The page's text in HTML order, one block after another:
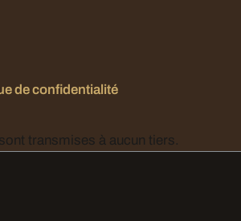
de confidentialité
et à préparer votre prestation. Elles ne sont transmises à aucun tiers.